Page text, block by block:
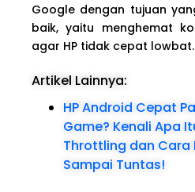
Google dengan tujuan
baik, yaitu menghemat
agar HP tidak cepat lowbat.
Artikel Lainnya:
HP Android Cepat
Game? Kenali Apa
Throttling dan Cara
Sampai Tuntas!